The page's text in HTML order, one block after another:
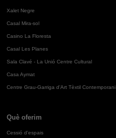
Xalet Negre
Casal Mira-sol
Casino La Floresta
Casal Les Planes
Sala Clavé - La Unió Centre Cultural
Casa Aymat
Centre Grau-Garriga d'Art Tèxtil Contemporani
Què oferim
Cessió d'espais